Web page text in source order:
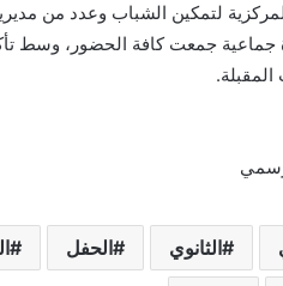
المركزية لتمكين الشباب وعدد من
جماعية جمعت كافة الحضور، وسط
الثانوي الحفل